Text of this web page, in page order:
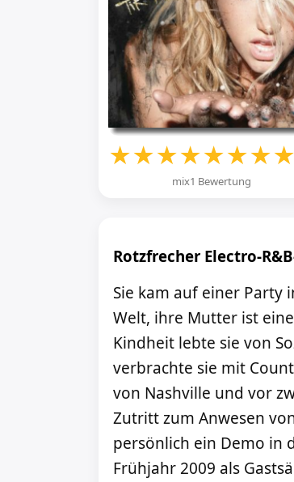
★★★★★★★★
mix1 Bewertung
Rotzfrecher Electro-
Sie kam auf einer Party
Welt, ihre Mutter ist
Kindheit lebte sie von
verbrachte sie mit
von Nashville und vor
Zutritt zum Anwesen
persönlich ein Demo in
Frühjahr 2009 als